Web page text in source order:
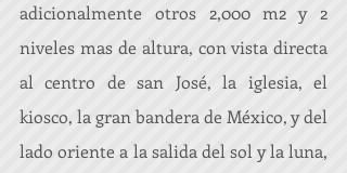
adicionalmente otros 2,000 m2 y 2
niveles mas de altura, con vista directa
al centro de san José, la iglesia, el
kiosco, la gran bandera de México, y del
lado oriente a la salida del sol y la luna,